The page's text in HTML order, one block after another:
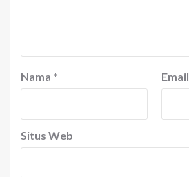
Nama * Email
Situs Web